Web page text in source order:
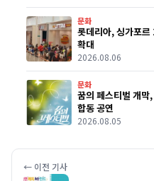
문화
롯데리아, 싱가포
확대
2026.08.06
문화
꿈의 페스티벌 개막
합동 공연
2026.08.05
← 이전 기사